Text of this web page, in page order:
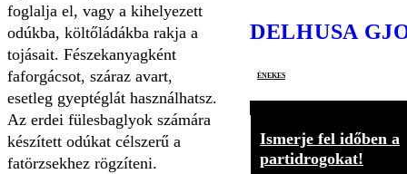
foglalja el, vagy a kihelyezett
odúkba, költőládákba rakja a
tojásait. Fészekanyagként
faforgácsot, száraz avart,
esetleg gyeptéglát használhatsz.
Az erdei fülesbaglyok számára
készített odúkat célszerű a
fatörzsekhez rögzíteni.
DELHUSA
énekes
Ismerje fel időben a
partidrogokat!